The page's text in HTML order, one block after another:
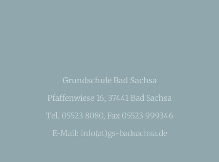
Grundschule Bad Sachsa
Pfaffenwiese 16, 37441 Bad Sachsa
Tel. 05523 8080, Fax 05523 999346
E-Mail: info(at)gs-badsachsa.de